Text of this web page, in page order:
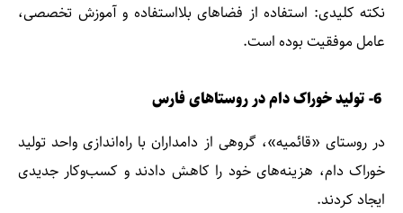
نکته کلیدی: استفاده از فضاهای بلااستفاده و آموزش تخصصی،
عامل موفقیت بوده است.
در روستای «قائمیه»، گروهی از دامداران با راه‌اندازی واحد تولید
خوراک دام، هزینه‌های خود را کاهش دادند و کسب‌وکار جدیدی
ایجاد کردند.